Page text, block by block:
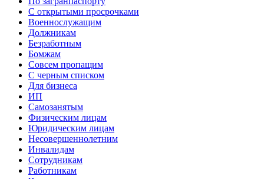
С открытыми просрочками
Военнослужащим
Должникам
Безработным
Бомжам
Совсем пропащим
С черным списком
Для бизнеса
ИП
Самозанятым
Физическим лицам
Юридическим лицам
Несовершеннолетним
Инвалидам
Сотрудникам
Работникам